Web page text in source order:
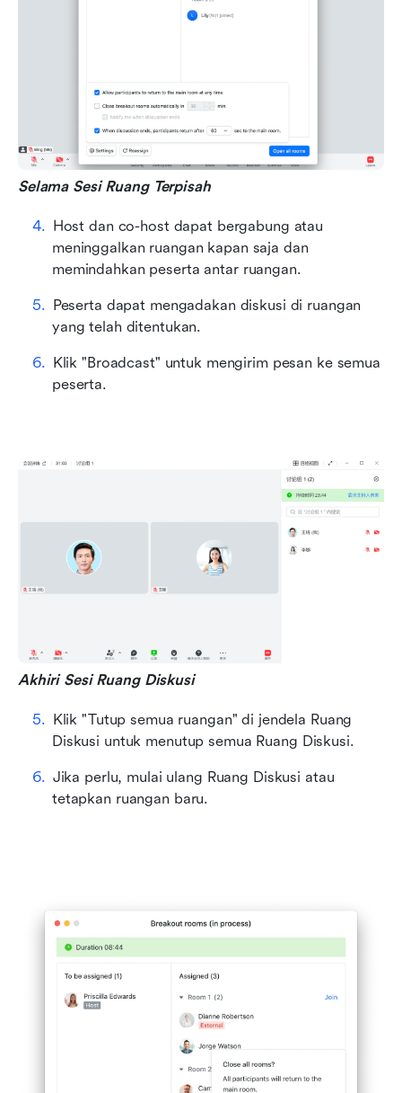
Selama Sesi Ruang Terpisah
Host dan co-host dapat bergabung atau
meninggalkan ruangan kapan saja dan
memindahkan peserta antar ruangan.
Peserta dapat mengadakan diskusi di ruangan
yang telah ditentukan.
Klik "Broadcast" untuk mengirim pesan ke semua
peserta.
Akhiri Sesi Ruang Diskusi
Klik "Tutup semua ruangan" di jendela Ruang
Diskusi untuk menutup semua Ruang Diskusi.
Jika perlu, mulai ulang Ruang Diskusi atau
tetapkan ruangan baru.